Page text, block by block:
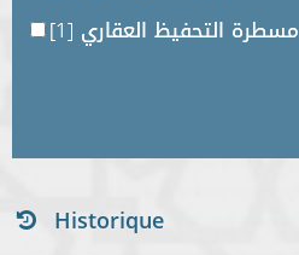
مسطرة التحفيظ العقاري [1]
Historique